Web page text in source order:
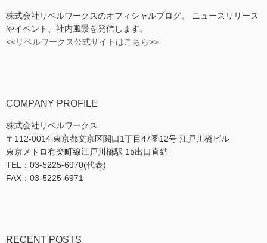
株式会社リベルワークスのオフィシャルブログ。 ニュースリリース
やイベント、社内風景を発信します。
<<リベルワークス公式サイトはこちら>>
COMPANY PROFILE
株式会社リベルワークス
〒112-0014 東京都文京区関口1丁目47番12号 江戸川橋ビル
東京メトロ有楽町線江戸川橋駅 1b出口直結
TEL：03-5225-6970(代表)
FAX：03-5225-6971
RECENT POSTS